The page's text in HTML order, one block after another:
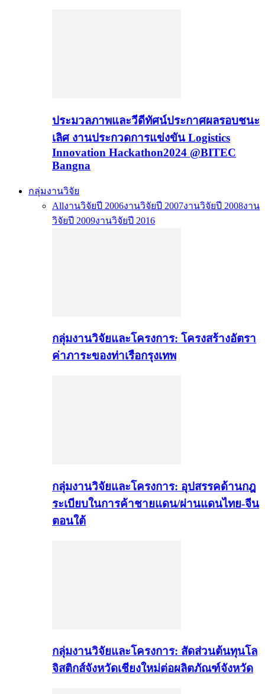
ประมวลภาพและวีดีทัศน์ประกาศผลรอบชนะ
เลิศ งานประกวดการแข่งขัน Logistics
Innovation Hackathon2024 @BITEC
Bangna
กลุ่มงานวิจัย
Allงานวิจัยปี 2006งานวิจัยปี 2007งานวิจัยปี 2008งาน
วิจัยปี 2009งานวิจัยปี 2016
กลุ่มงานวิจัยและโครงการ: โครงสร้างอัตรา
ค่าภาระของท่าเรือกรุงเทพ
กลุ่มงานวิจัยและโครงการ: อุปสรรคด้านกฎ
ระเบียบในการค้าชายแดน/ผ่านแดนไทย-จีน
ตอนใต้
กลุ่มงานวิจัยและโครงการ: สัดส่วนต้นทุนโล
จิสติกส์จังหวัดเชียงใหม่ต่อผลิตภัณฑ์จังหวัด